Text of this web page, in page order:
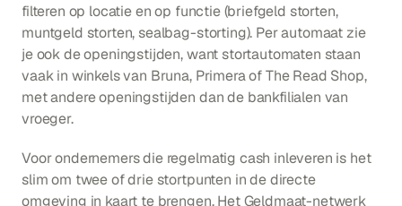
filteren op locatie en op functie (briefgeld storten,
muntgeld storten, sealbag-storting). Per automaat zie
je ook de openingstijden, want stortautomaten staan
vaak in winkels van Bruna, Primera of The Read Shop,
met andere openingstijden dan de bankfilialen van
vroeger.
Voor ondernemers die regelmatig cash inleveren is het
slim om twee of drie stortpunten in de directe
omgeving in kaart te brengen. Het Geldmaat-netwerk